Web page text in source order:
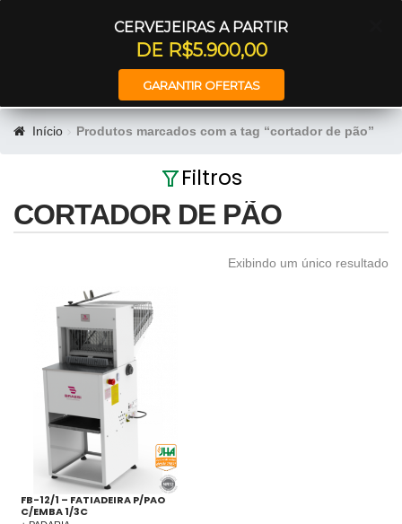
CERVEJEIRAS A PARTIR
DE R$5.900,00
GARANTIR OFERTAS
Início Produtos marcados com a tag “cortador de pão”
Filtros
CORTADOR DE PÃO
Exibindo um único resultado
FB-12/1 – FATIADEIRA P/PAO
C/EMBA 1/3C